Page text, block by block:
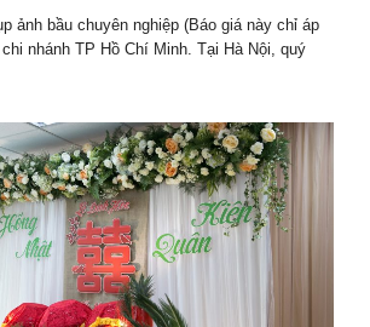
ảnh bầu chuyên nghiệp (Báo giá này chỉ áp
nhánh TP Hồ Chí Minh. Tại Hà Nội, quý